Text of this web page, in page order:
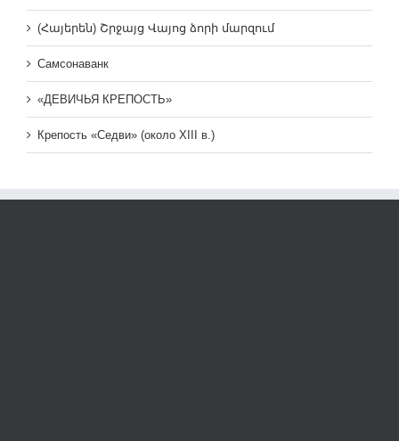
(Հայերեն) Շրջայց Վայոց ձորի մարզում
Самсонаванк
«ДЕВИЧЬЯ КРЕПОСТЬ»
Крепость «Седви» (около XIII в.)